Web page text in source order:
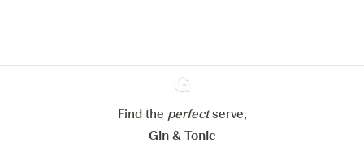
Ginventory
Find the perfectserve,
Gin & Tonic